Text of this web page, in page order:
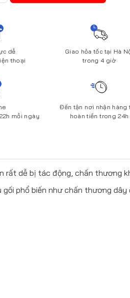
dễ
thoại
Giao hỏa tốc tại Hà
trong 4 giờ
mỗi ngày
Đến tận nơi nhận hàng
hoàn tiền trong 24h
rất dễ bị tác động, chấn thương
phổ biến như chấn thương dây